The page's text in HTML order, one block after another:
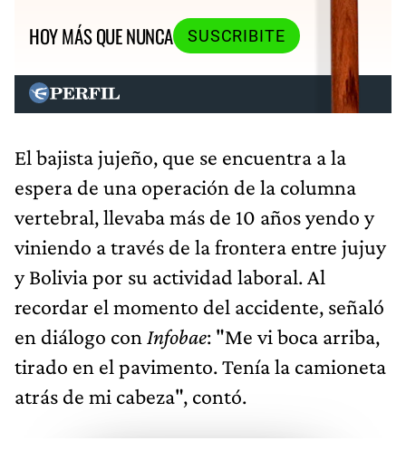
HOY MÁS QUE NUNCA
SUSCRIBITE
El bajista jujeño, que se encuentra a la
espera de una operación de la columna
vertebral, llevaba más de 10 años yendo y
viniendo a través de la frontera entre jujuy
y Bolivia por su actividad laboral. Al
recordar el momento del accidente, señaló
en diálogo con Infobae: "Me vi boca arriba,
tirado en el pavimento. Tenía la camioneta
atrás de mi cabeza", contó.